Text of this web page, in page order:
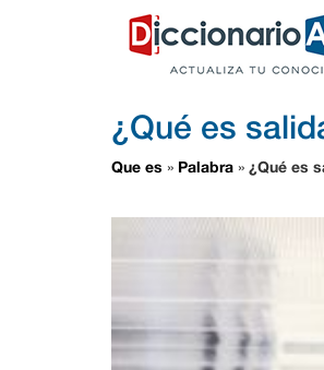
¿Qué es
Que es » Palabra » ¿Qué es